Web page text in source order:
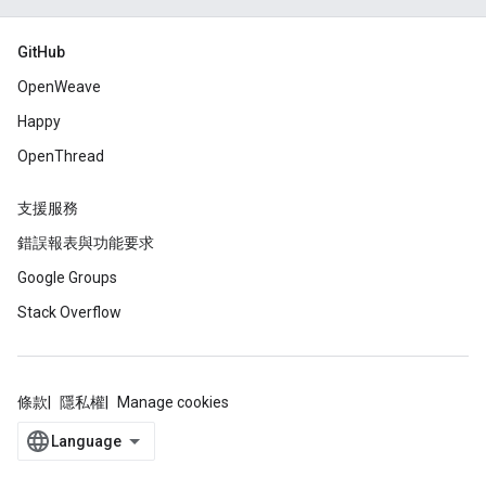
GitHub
OpenWeave
Happy
OpenThread
支援服務
錯誤報表與功能要求
Google Groups
Stack Overflow
條款 隱私權 Manage cookies